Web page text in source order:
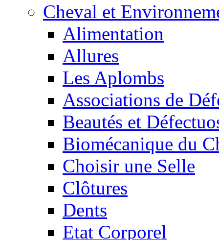
Cheval et
Alimentation
Allures
Les Aplombs
Associations de
Beautés et
Biomécanique du
Choisir une Selle
Clôtures
Dents
Etat Corporel